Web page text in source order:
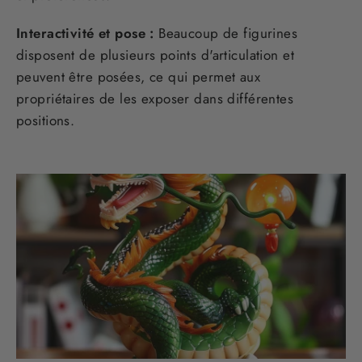
Interactivité et pose : Beaucoup de figurines
disposent de plusieurs points d'articulation et
peuvent être posées, ce qui permet aux
propriétaires de les exposer dans différentes
positions.